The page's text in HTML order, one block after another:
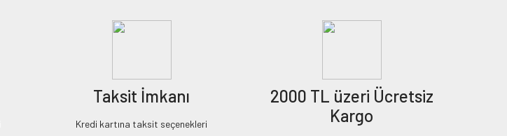
Taksit İmkanı
Kredi kartına taksit seçenekleri
2000 TL üzeri Ücretsiz
Kargo